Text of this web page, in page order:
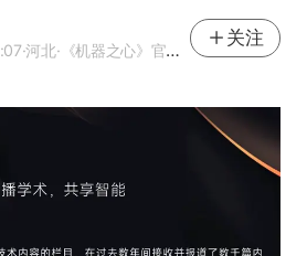
·河北·《机器之心》官方网易号
关注